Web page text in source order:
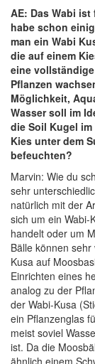
AE: Das Wabi
habe schon
man ein Wabi
die auf einem
eine
Pflanzen
Möglichkeit,
Wasser soll im
die Soil Kugel
Kies unter dem
befeuchten?
Marvin: Wie du
sehr
natürlich mit der
sich um ein Wabi-
handelt oder um
Bälle können
Kusa auf
Einrichten eines
analog zu der
der Wabi-Kusa
ein Pflanzenglas
meist soviel
ist. Da die